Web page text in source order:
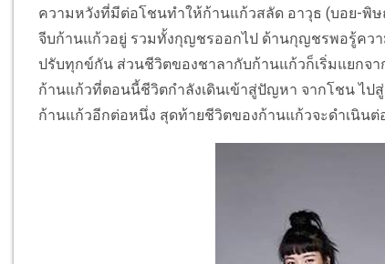
ความหวังที่มีต่อโชนทำให้ก้านแก้วสลัด อาวุธ (บอย-พิ
จีบก้านแก้วอยู่ รวมทั้งกุญชรออกไป ด้านกุญชรพอรู้ควา
ปรับทุกข์กัน ส่วนชีวิตของชาลากับก้านแก้วก็เริ่มแยกจา
ก้านแก้วที่ตอนนี้ชีวิตกำลังเดินเข้าสู่ปัญหา จากโชน ไป
ก้านแก้วอีกต่อหนึ่ง สุดท้ายชีวิตของก้านแก้วจะดำเนิน